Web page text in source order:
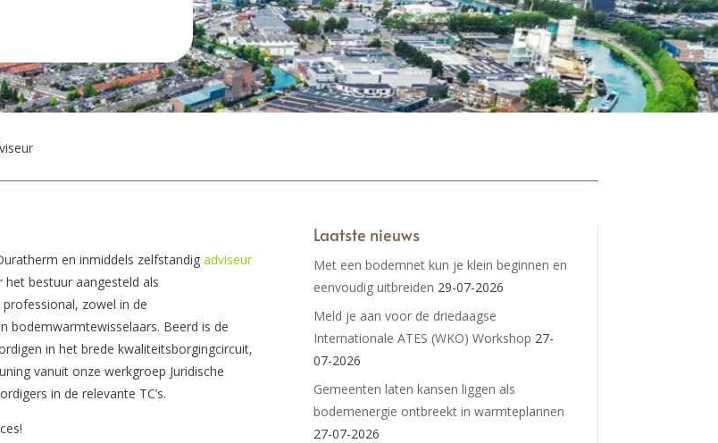
en inmiddels zelfstandigadviseur
het bestuur aangesteld als
zowel in de
bodemwarmtewisselaars. Beerd is de
in het brede kwaliteitsborgingcircuit,
vanuit onze werkgroep Juridische
in de relevante TC’s.
Laatste nieuws
Met een bodemnet kun je klein beginnen en
eenvoudig uitbreiden 29-07-2026
Meld je aan voor de driedaagse
Internationale ATES (WKO) Workshop 27-
07-2026
Gemeenten laten kansen liggen als
bodemenergie ontbreekt in warmteplannen
27-07-2026